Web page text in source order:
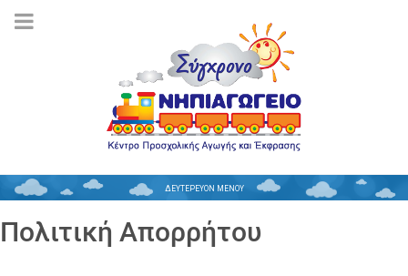
ΔΕΥΤΕΡΕΥΟΝ ΜΕΝΟΥ
Πολιτική Απορρήτου